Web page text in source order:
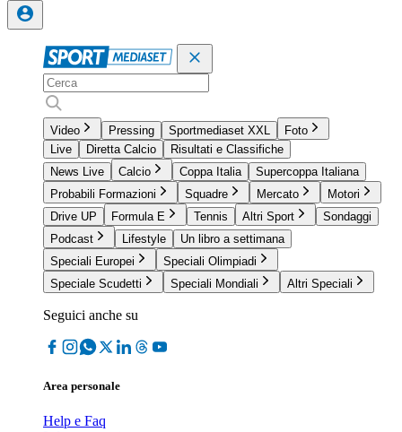
Video Pressing Sportmediaset XXL
Foto
Live
Diretta Calcio
Risultati e Classifiche
News Live
Calcio Coppa Italia
Supercoppa Italiana
Probabili Formazioni
Squadre Mercato
Motori
Drive UP
Formula E Tennis Altri Sport
Sondaggi
Podcast
Lifestyle
Un libro a settimana
Speciali Europei
Speciali Olimpiadi
Speciale Scudetti
Speciali Mondiali Altri Speciali
Seguici anche su
Area personale
Help e Faq